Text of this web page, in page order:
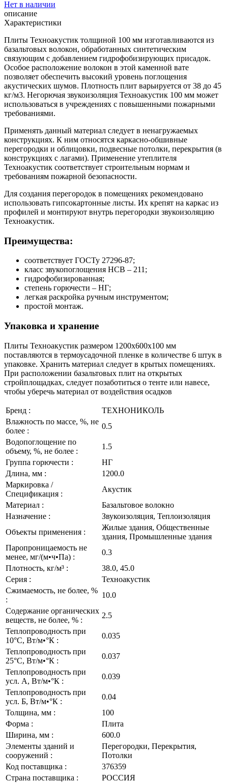
Нет в наличии
описание
Характеристики
Плиты Техноакустик толщиной 100 мм изготавливаются из
базальтовых волокон, обработанных синтетическим
связующим с добавлением гидрофобизирующих присадок.
Особое расположение волокон в этой каменной вате
позволяет обеспечить высокий уровень поглощения
акустических шумов. Плотность плит варьируется от 38 до 45
кг/м3. Негорючая звукоизоляция Техноакустик 100 мм может
использоваться в учреждениях с повышенными пожарными
требованиями.
Применять данный материал следует в ненагружаемых
конструкциях. К ним относятся каркасно-обшивные
перегородки и облицовки, подвесные потолки, перекрытия (в
конструкциях с лагами). Применение утеплителя
Техноакустик соответствует строительным нормам и
требованиям пожарной безопасности.
Для создания перегородок в помещениях рекомендовано
использовать гипсокартонные листы. Их крепят на каркас из
профилей и монтируют внутрь перегородки звукоизоляцию
Техноакустик.
Преимущества:
соответствует ГОСТу 27296-87;
класс звукопоглощения НСВ – 211;
гидрофобизированная;
степень горючести – НГ;
легкая раскройка ручным инструментом;
простой монтаж.
Упаковка и хранение
Плиты Техноакустик размером 1200х600х100 мм
поставляются в термоусадочной пленке в количестве 6 штук в
упаковке. Хранить материал следует в крытых помещениях.
При расположении базальтовых плит на открытых
стройплощадках, следует позаботиться о тенте или навесе,
чтобы уберечь материал от воздействия осадков
Бренд :
ТЕХНОНИКОЛЬ
Влажность по массе, %, не
более :
0.5
Водопоглощение по
объему, %, не более :
1.5
Группа горючести :
НГ
Длина, мм :
1200.0
Маркировка /
Спецификация :
Акустик
Материал :
Базальтовое волокно
Назначение :
Звукоизоляция, Теплоизоляция
Объекты применения :
Жилые здания, Общественные
здания, Промышленные здания
Паропроницаемость не
менее, мг/(м•ч•Па) :
0.3
Плотность, кг/м³ :
38.0, 45.0
Серия :
Техноакустик
Сжимаемость, не более, %
:
10.0
Содержание органических
веществ, не более, % :
2.5
Теплопроводность при
10°С, Вт/м•°К :
0.035
Теплопроводность при
25°С, Вт/м•°К :
0.037
Теплопроводность при
усл. А, Вт/м•°К :
0.039
Теплопроводность при
усл. Б, Вт/м•°К :
0.04
Толщина, мм :
100
Форма :
Плита
Ширина, мм :
600.0
Элементы зданий и
сооружений :
Перегородки, Перекрытия,
Потолки
Код поставщика :
376359
Страна поставщика :
РОССИЯ